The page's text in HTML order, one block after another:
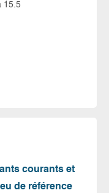
15.5
courants et
de référence